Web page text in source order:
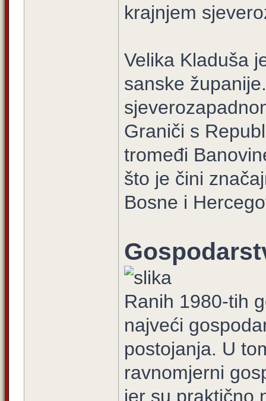
krajnjem
Velika Kladuša
sanske
Graniči s
tromeđi
što je čini
Bosne i
Ranih 1980-tih
najveći
postojanja. U
ravnomjerni
jer su praktično